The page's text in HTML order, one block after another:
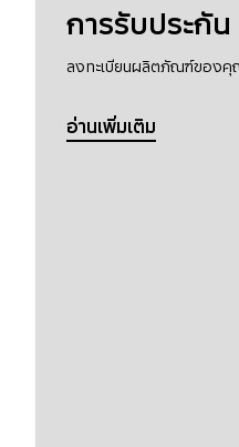
การรับประกัน
ลงทะเบียนผลิตภัณฑ์ของคุ
อ่านเพิ่มเติม